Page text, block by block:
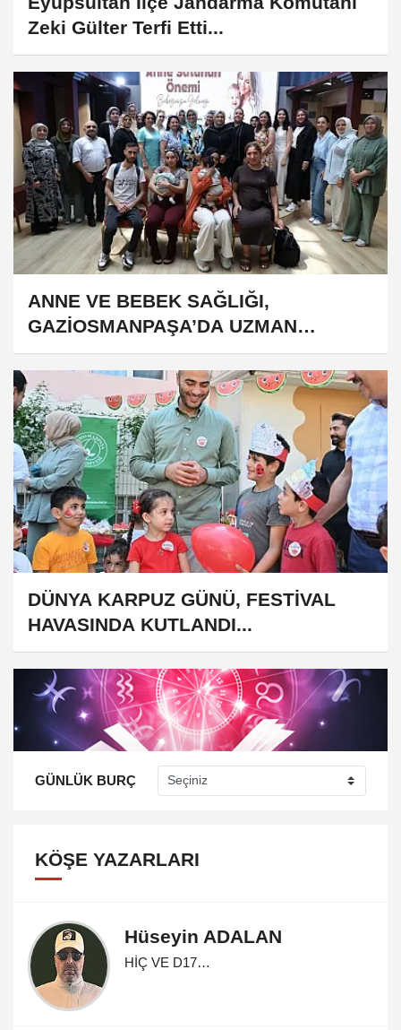
Zeki Gülter Terfi Etti...
ANNE VE BEBEK SAĞLIĞI,
GAZİOSMANPAŞA’DA UZMAN
İSİMLERLE KONUŞULDU...
DÜNYA KARPUZ GÜNÜ, FESTİVAL
HAVASINDA KUTLANDI...
GÜNLÜK BURÇ
KÖŞE YAZARLARI
Hüseyin ADALAN
HİÇ VE D17…